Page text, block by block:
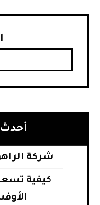
أحدث
شركة
كيفية